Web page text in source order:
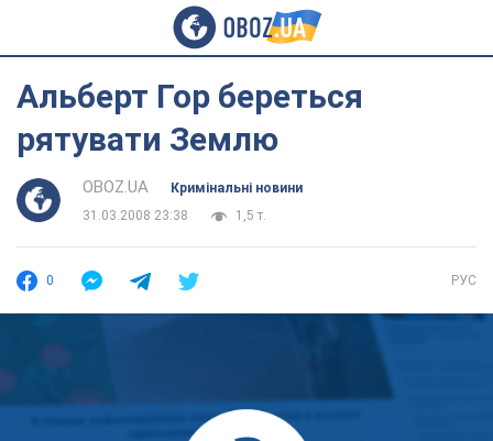
Альберт Гор береться
рятувати Землю
OBOZ.UA
Кримінальні новини
31.03.2008 23:38
1,5 т.
0 РУС